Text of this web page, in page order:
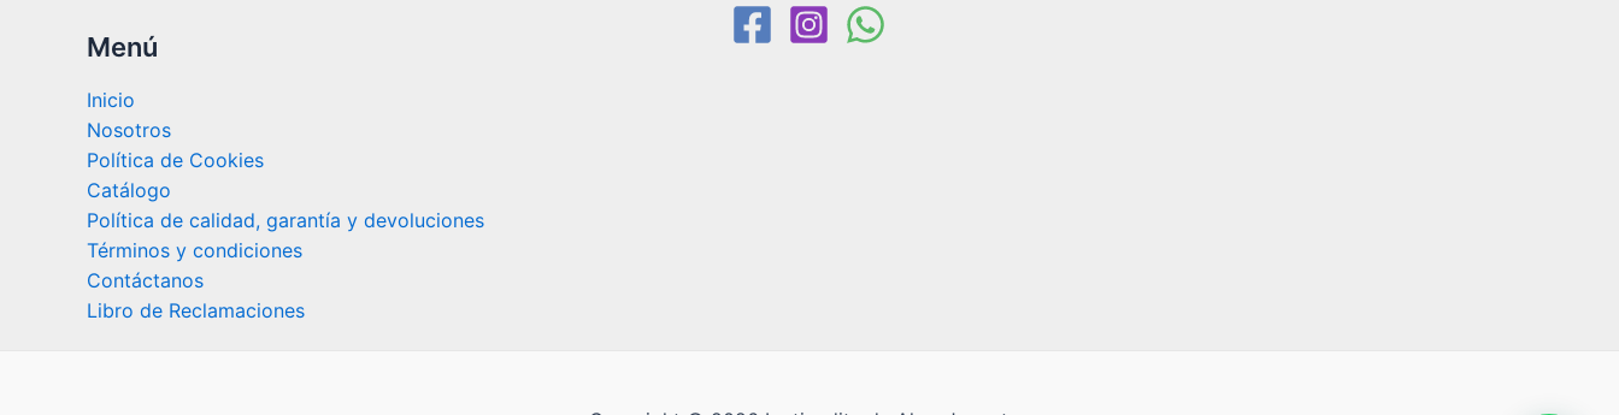
Menú
Inicio
Nosotros
Política de Cookies
Catálogo
Política de calidad, garantía y devoluciones
Términos y condiciones
Contáctanos
Libro de Reclamaciones